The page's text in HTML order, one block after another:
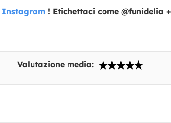
Instagram! Etichettaci come @funidelia +
Valutazione media: